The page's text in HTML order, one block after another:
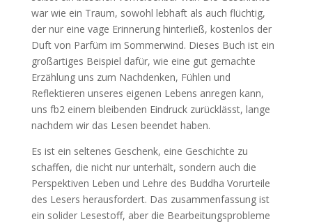
war wie ein Traum, sowohl lebhaft als auch flüchtig,
der nur eine vage Erinnerung hinterließ, kostenlos der
Duft von Parfüm im Sommerwind. Dieses Buch ist ein
großartiges Beispiel dafür, wie eine gut gemachte
Erzählung uns zum Nachdenken, Fühlen und
Reflektieren unseres eigenen Lebens anregen kann,
uns fb2 einem bleibenden Eindruck zurücklässt, lange
nachdem wir das Lesen beendet haben.
Es ist ein seltenes Geschenk, eine Geschichte zu
schaffen, die nicht nur unterhält, sondern auch die
Perspektiven Leben und Lehre des Buddha Vorurteile
des Lesers herausfordert. Das zusammenfassung ist
ein solider Lesestoff, aber die Bearbeitungsprobleme